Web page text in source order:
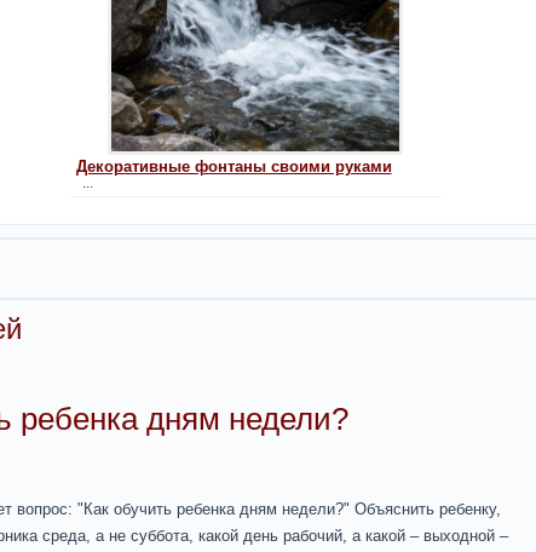
Декоративные фонтаны своими руками
...
ребенка дням недели?
вопрос: "Как обучить ребенка дням недели?" Объяснить ребенку,
среда, а не суббота, какой день рабочий, а какой – выходной –